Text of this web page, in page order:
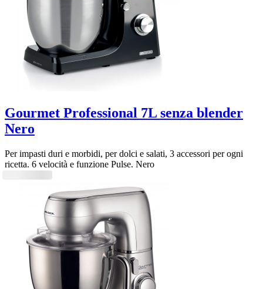
Gourmet Professional 7L senza blender
Nero
Per impasti duri e morbidi, per dolci e salati, 3 accessori per ogni
ricetta. 6 velocità e funzione Pulse. Nero